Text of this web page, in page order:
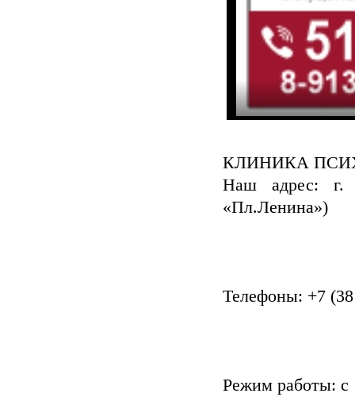
КЛИНИКА
Наш адрес: г.
«Пл.Ленина»)
Телефоны: +7
Режим работы: с